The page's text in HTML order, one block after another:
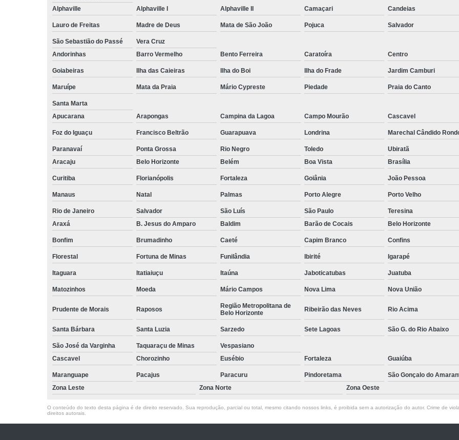
Empresa Especializada em Rastreamento
Rastreamento de Carro
Rastreamento de Carros e Caminhões
Rastreamento de Carros por Satélite
Rastreamento para Carros e
Monitoramento e Rastreamento de Frotas
Rastreamento de Frota Via
Rastreamento de Frotas Belo Horizonte
Rastreamento de Frotas Minas
Rastreamento e Monitoramento
Rastreamento Veicular Frotas
Empresa de Rastreamento de
Empresa de
Empresa
Empresas de Monitoramento e
Rastreamento de Veículos
Rastreamento para Carros
Detector
Sensor de Fadiga e Distração
Sensor de Fadiga Vw
Sensor
Camera Gravadora
Cameras para Veiculos com
Alphaville
Alphaville I Alphaville II Camaçari Candeias
Lauro de Freitas Madre de Deus Mata de São João Pojuca Salvador
São Sebastião do Passé
Vera Cruz
Andorinhas
Barro Vermelho Bento Ferreira Caratoíra Centro
Goiabeiras Ilha das Caieiras Ilha do Boi Ilha do Frade Jardim Camburi
Maruípe Mata da Praia Mário Cypreste Piedade Praia do Canto
Santa Marta
Apucarana
Arapongas Campina da Lagoa Campo Mourão Cascavel
Foz do Iguaçu Francisco Beltrão Guarapuava Londrina Marechal Cândido
Paranavaí Ponta Grossa Rio Negro Toledo Ubiratã
Aracaju
Belo Horizonte Belém Boa Vista Brasília
Curitiba Florianópolis Fortaleza Goiânia João Pessoa
Manaus Natal Palmas Porto Alegre Porto Velho
Rio de Janeiro Salvador São Luís São Paulo Teresina
Araxá
B. Jesus do Amparo Baldim Barão de Cocais Belo Horizonte
Bonfim Brumadinho Caeté Capim Branco Confins
Florestal Fortuna de Minas Funilândia Ibirité Igarapé
Itaguara Itatiaiuçu Itaúna Jaboticatubas Juatuba
Matozinhos Moeda Mário Campos Nova Lima Nova União
Prudente de Morais Raposos
Região Metropolitana de
Belo Horizonte
Ribeirão das Neves Rio Acima
Santa Bárbara Santa Luzia Sarzedo Sete Lagoas São G. do Rio Abaixo
São José da Varginha Taquaraçu de Minas
Vespasiano
Cascavel
Chorozinho Eusébio Fortaleza Guaiúba
Maranguape Pacajus Paracuru Pindoretama São Gonçalo do
Zona Leste
Zona Norte Zona Oeste
O conteúdo do texto desta página é de direito reservado. Sua reprodução, parcial ou total, mesmo citando nossos links, é proibida sem a autorização do autor. Crime de
direitos autorais